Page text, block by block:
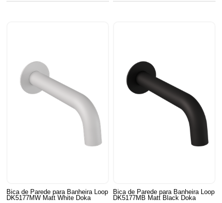
Bica de Parede para Banheira Loop
DK5177MW Matt White Doka
Bica de Parede para Banheira Loop
DK5177MB Matt Black Doka